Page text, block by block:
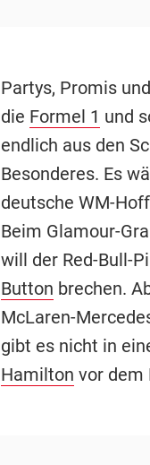
Partys, Promis
die Formel 1 und
endlich aus den
Besonderes. Es
deutsche WM-
Beim Glamour-
will der Red-Bull-
Button brechen.
McLaren-
gibt es nicht in
Hamilton vor dem